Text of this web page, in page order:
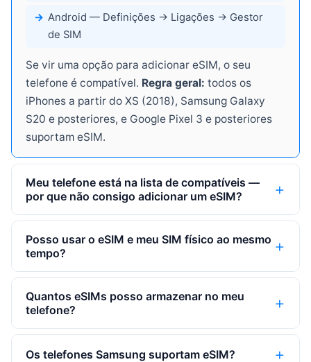
Android — Definições → Ligações → Gestor
de SIM
Se vir uma opção para adicionar eSIM, o seu
telefone é compatível. Regra geral: todos os
iPhones a partir do XS (2018), Samsung Galaxy
S20 e posteriores, e Google Pixel 3 e posteriores
suportam eSIM.
Meu telefone está na lista de compatíveis —
por que não consigo adicionar um eSIM?
Posso usar o eSIM e meu SIM físico ao mesmo
tempo?
Quantos eSIMs posso armazenar no meu
telefone?
Os telefones Samsung suportam eSIM?